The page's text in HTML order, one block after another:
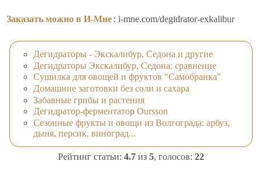
Заказать можно в И-Мне : i-mne.com/degidrator-exkalibur
Дегидраторы - Экскалибур, Седона и другие
Дегидраторы Экскалибур, Седона: сравнение
Сушилка для овощей и фруктов "Самобранка"
Домашние заготовки без соли и сахара
Забавные грибы и растения
Дегидратор-ферментатор Oursson
Сезонные фрукты и овощи из Волгограда: арбуз,
дыня, персик, виноград...
Рейтинг статьи: 4.7 из 5, голосов: 22